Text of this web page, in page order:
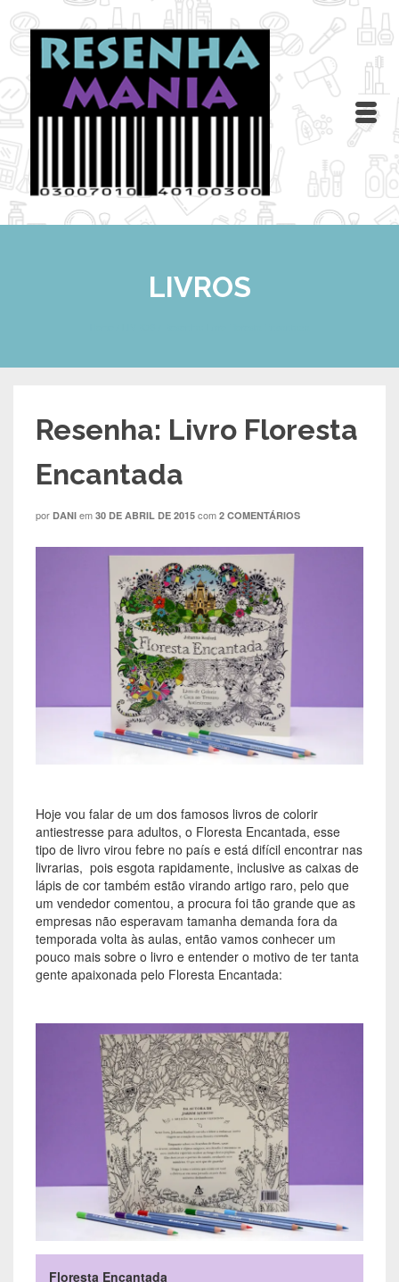
LIVROS
Resenha: Livro Floresta
Encantada
por DANI em 30 DE ABRIL DE 2015 com 2 COMENTÁRIOS
Hoje vou falar de um dos famosos livros de colorir
antiestresse para adultos, o Floresta Encantada, esse
tipo de livro virou febre no país e está difícil encontrar nas
livrarias, pois esgota rapidamente, inclusive as caixas de
lápis de cor também estão virando artigo raro, pelo que
um vendedor comentou, a procura foi tão grande que as
empresas não esperavam tamanha demanda fora da
temporada volta às aulas, então vamos conhecer um
pouco mais sobre o livro e entender o motivo de ter tanta
gente apaixonada pelo Floresta Encantada:
Floresta Encantada